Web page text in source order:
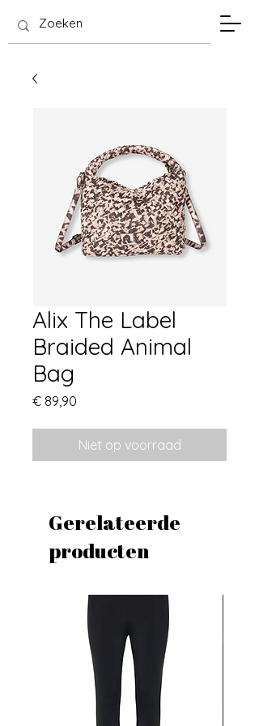
SIS Hasselt
Alix The Label
Braided Animal
Bag
€ 89,90
Niet op voorraad
Gerelateerde
producten